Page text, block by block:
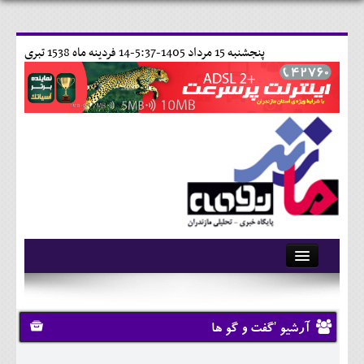
14 فردينه ماه 1538 تبری پنجشنبه 15 مرداد 1405-5:37-
آرشیو
تماس با ما
وبلاگ
آرشیو 'گفت و گو ها